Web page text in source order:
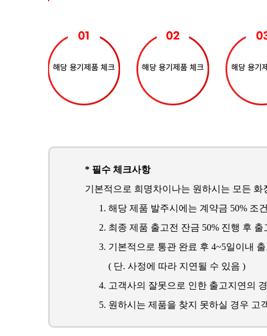
* 필수 체크사항
기본적으로 희명차이나는 원하시는 모든
해당 제품 발주시에는 계약금 50% 조
최종 제품 출고전 잔금 50% 진행 후 출
기본적으로 통관 완료 후 4~5일이내 출
( 단. 사정에 따라 지연될 수 있음 )
고객사의 잘못으로 인한 출고지연의
원하시는 제품을 찾지 못하실 경우 고